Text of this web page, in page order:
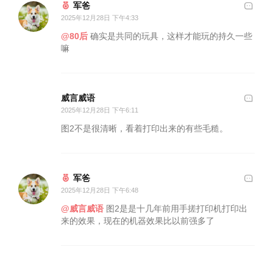
军爸
2025年12月28日 下午4:33
@80后 确实是共同的玩具，这样才能玩的持久一些
嘛
威言威语
2025年12月28日 下午6:11
图2不是很清晰，看着打印出来的有些毛糙。
军爸
2025年12月28日 下午6:48
@威言威语 图2是是十几年前用手搓打印机打印出
来的效果，现在的机器效果比以前强多了